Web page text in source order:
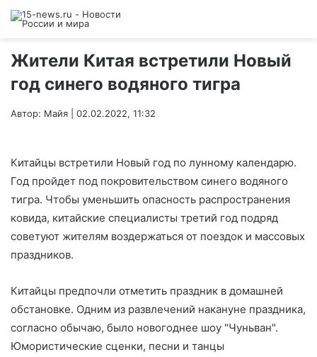
Жители Китая встретили Новый
год синего водяного тигра
Автор: Майя | 02.02.2022, 11:32
Китайцы встретили Новый год по лунному календарю.
Год пройдет под покровительством синего водяного
тигра. Чтобы уменьшить опасность распространения
ковида, китайские специалисты третий год подряд
советуют жителям воздержаться от поездок и массовых
праздников.
Китайцы предпочли отметить праздник в домашней
обстановке. Одним из развлечений накануне праздника,
согласно обычаю, было новогоднее шоу "Чуньван".
Юмористические сценки, песни и танцы